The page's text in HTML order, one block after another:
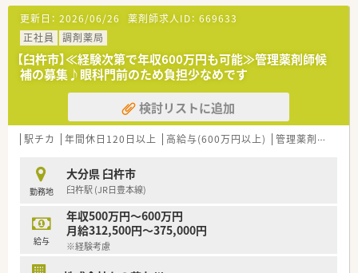
＜教育制度＞
■月1回熊本の薬局と合同で勉強会を開催されております。
■学会参加については、参加費、宿泊費、日当の支給もあり社員
のスキルアップを支援する制度がございます。
＜こんな薬局です＞
■「患者様のために」を軸としてその方針が同じであれば、アプ
ローチ方法は各々に任せているため、新しいことにもチャレンジ
しやすい環境です。
■オンライン服薬指導にも対応できるようにCURONを導入して
■LINEWORKSを使って社員間のコミュニケーションの活性化
を図っています。
■ご経験やご年齢よりも人柄を大切にされる社風も魅力的です
■弊社からの紹介実績もあり安心してオススメできる企業様で
す
更新日： 2026/06/26 薬剤師求人ID： 669633
正社員
調剤薬局
【臼杵市】≪経験次第で年収600万円も可能≫管理薬剤師候
補の募集♪眼科門前のため負担少なめです
検討リストに追加
駅チカ 年間休日120日以上 高給与(600万円以上) 管理薬剤師
勤務地
大分県 臼杵市
臼杵駅 (JR日豊本線)
給与
年収500万円～600万円
月給312,500円～375,000円
※経験考慮